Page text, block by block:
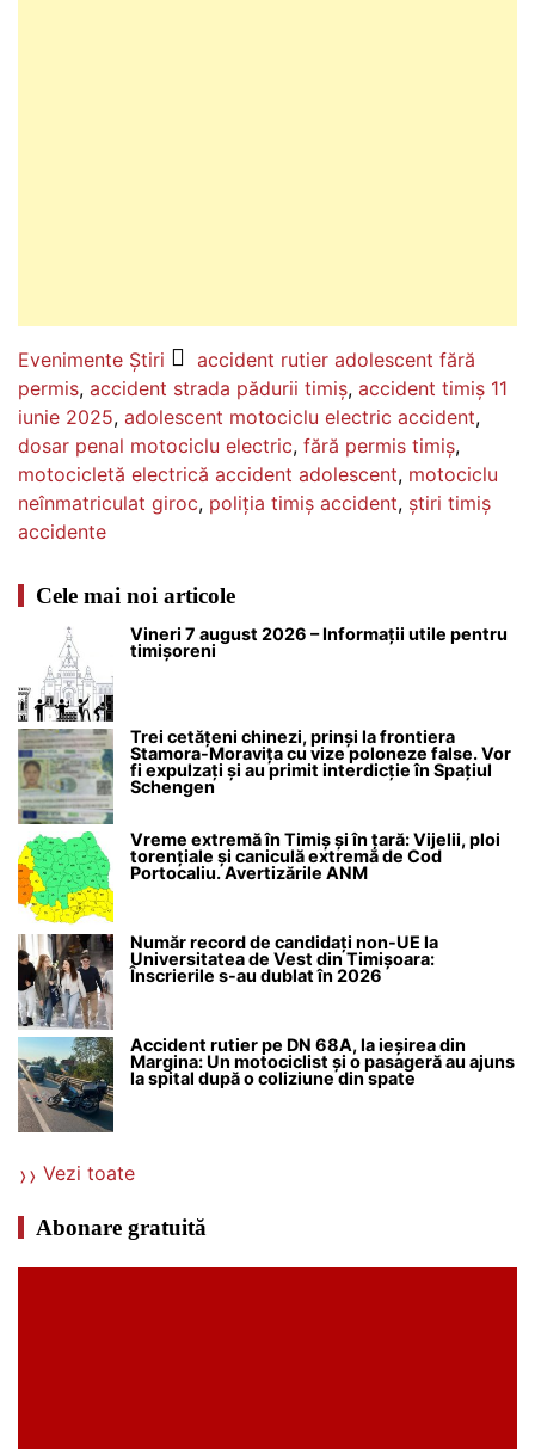
Evenimente Știri
accident rutier adolescent fără
permis, accident strada pădurii timiș, accident timiș 11
iunie 2025, adolescent motociclu electric accident,
dosar penal motociclu electric, fără permis timiș,
motocicletă electrică accident adolescent, motociclu
neînmatriculat giroc, poliția timiș accident, știri timiș
accidente
Cele mai noi articole
Vineri 7 august 2026 – Informații utile pentru
timișoreni
Trei cetățeni chinezi, prinși la frontiera
Stamora-Moravița cu vize poloneze false. Vor
fi expulzați și au primit interdicție în Spațiul
Schengen
Vreme extremă în Timiș și în țară: Vijelii, ploi
torențiale și caniculă extremă de Cod
Portocaliu. Avertizările ANM
Număr record de candidați non-UE la
Universitatea de Vest din Timișoara:
Înscrierile s-au dublat în 2026
Accident rutier pe DN 68A, la ieșirea din
Margina: Un motociclist și o pasageră au ajuns
la spital după o coliziune din spate
Vezi toate
Abonare gratuită